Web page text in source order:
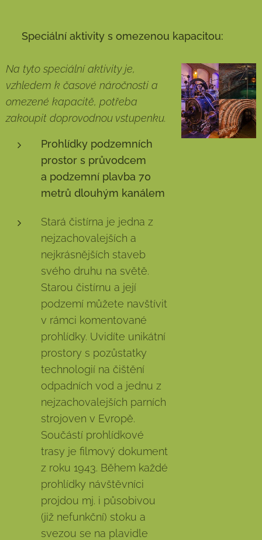
Speciální aktivity s omezenou kapacitou:
Na tyto speciální aktivity je,
vzhledem k časové náročnosti a
omezené kapacitě, potřeba
zakoupit doprovodnou vstupenku.
Prohlídky podzemních
prostor s průvodcem
a podzemní plavba 70
metrů dlouhým kanálem
Stará čistírna je jedna z
nejzachovalejších a
nejkrásnějších staveb
svého druhu na světě.
Starou čistírnu a její
podzemí můžete navštívit
v rámci komentované
prohlídky. Uvidíte unikátní
prostory s pozůstatky
technologií na čištění
odpadních vod a jednu z
nejzachovalejších parních
strojoven v Evropě.
Součástí prohlídkové
trasy je filmový dokument
z roku 1943. Během každé
prohlídky návštěvníci
projdou mj. i působivou
(již nefunkční) stoku a
svezou se na plavidle